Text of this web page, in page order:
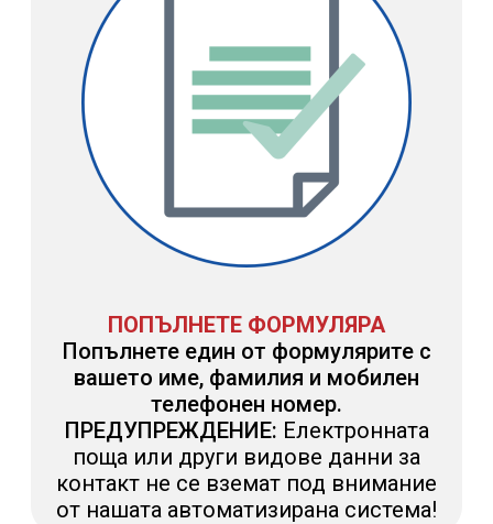
ПОПЪЛНЕТЕ ФОРМУЛЯРА
Попълнете един от формулярите с
вашето име, фамилия и мобилен
телефонен номер.
ПРЕДУПРЕЖДЕНИЕ: Електронната
поща или други видове данни за
контакт не се вземат под внимание
от нашата автоматизирана система!